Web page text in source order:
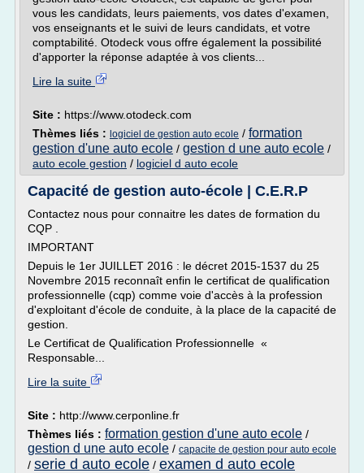
vous les candidats, leurs paiements, vos dates d'examen,
vos enseignants et le suivi de leurs candidats, et votre
comptabilité. Otodeck vous offre également la possibilité
d'apporter la réponse adaptée à vos clients...
Lire la suite
Site : https://www.otodeck.com
Thèmes liés : logiciel de gestion auto ecole / formation
gestion d'une auto ecole / gestion d une auto ecole /
auto ecole gestion / logiciel d auto ecole
Capacité de gestion auto-école | C.E.R.P
Contactez nous pour connaitre les dates de formation du
CQP .
IMPORTANT
Depuis le 1er JUILLET 2016 : le décret 2015-1537 du 25
Novembre 2015 reconnaît enfin le certificat de qualification
professionnelle (cqp) comme voie d'accès à la profession
d'exploitant d'école de conduite, à la place de la capacité de
gestion.
Le Certificat de Qualification Professionnelle «
Responsable...
Lire la suite
Site : http://www.cerponline.fr
Thèmes liés : formation gestion d'une auto ecole /
gestion d une auto ecole / capacite de gestion pour auto ecole
/ serie d auto ecole / examen d auto ecole